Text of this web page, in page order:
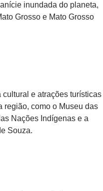
inundada do planeta,
Grosso e Mato Grosso
e atrações turísticas
região, como o Museu das
Nações Indígenas e a
Souza.